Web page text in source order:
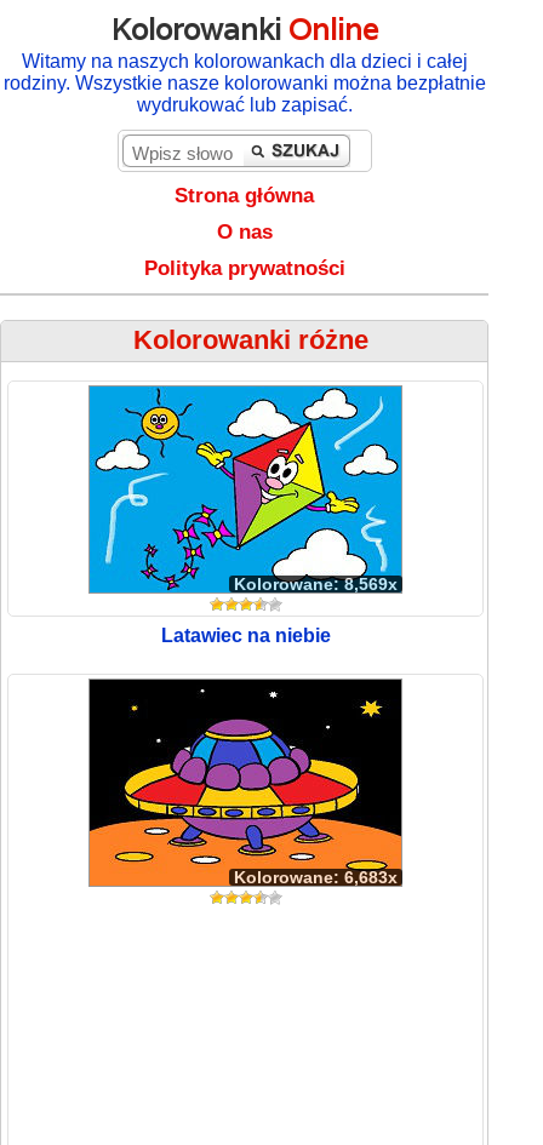
Kolorowanki Online
Witamy na naszych kolorowankach dla dzieci i całej
rodziny. Wszystkie nasze kolorowanki można bezpłatnie
wydrukować lub zapisać.
Strona główna
O nas
Polityka prywatności
Kolorowanki różne
Kolorowane: 8,569x
Latawiec na niebie
Kolorowane: 6,683x